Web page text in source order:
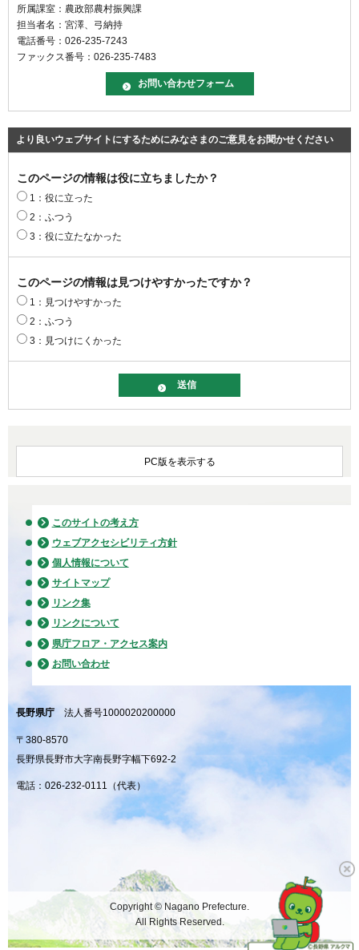
所属課室：農政部農村振興課
担当者名：宮澤、弓納持
電話番号：026-235-7243
ファックス番号：026-235-7483
より良いウェブサイトにするためにみなさまのご意見をお聞かせください
このページの情報は役に立ちましたか？
1：役に立った
2：ふつう
3：役に立たなかった
このページの情報は見つけやすかったですか？
1：見つけやすかった
2：ふつう
3：見つけにくかった
PC版を表示する
このサイトの考え方
ウェブアクセシビリティ方針
個人情報について
サイトマップ
リンク集
リンクについて
県庁フロア・アクセス案内
お問い合わせ
長野県庁 法人番号1000020200000
〒380-8570
長野県長野市大字南長野字幅下692-2
電話：026-232-0111（代表）
Copyright © Nagano Prefecture.
All Rights Reserved.